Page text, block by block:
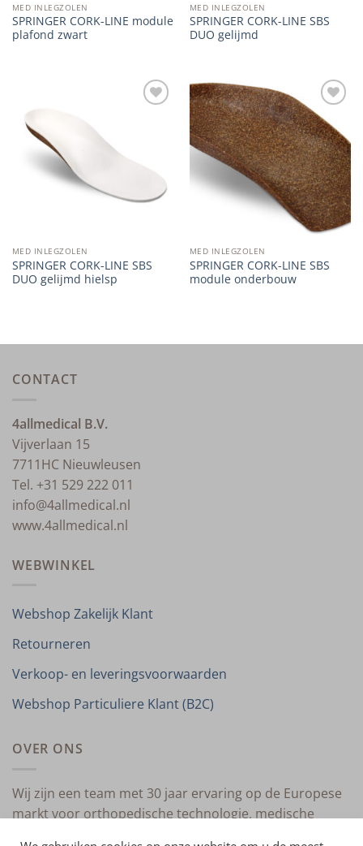
MED INLEGZOLEN
SPRINGER CORK-LINE module
plafond zwart
MED INLEGZOLEN
SPRINGER CORK-LINE SBS
DUO gelijmd
MED INLEGZOLEN
SPRINGER CORK-LINE SBS
DUO gelijmd hielsp
Add to
wishlist
MED INLEGZOLEN
SPRINGER CORK-LINE SBS
module onderbouw
CONTACT
4allmedical B.V.
Vijverlaan 15
7711HC Nieuwleusen
Tel. +31 529 222 011
info@4allmedical.nl
www.4allmedical.nl
WEBWINKEL
Webshop Zakelijk Klant
Retourneren
Verkoop- en leveringsvoorwaarden
Webshop Particuliere Klant (B2C)
OVER ONS
Wij zijn een team met 30 jaar ervaring op de Europese
markt voor orthopedische technologie, medische